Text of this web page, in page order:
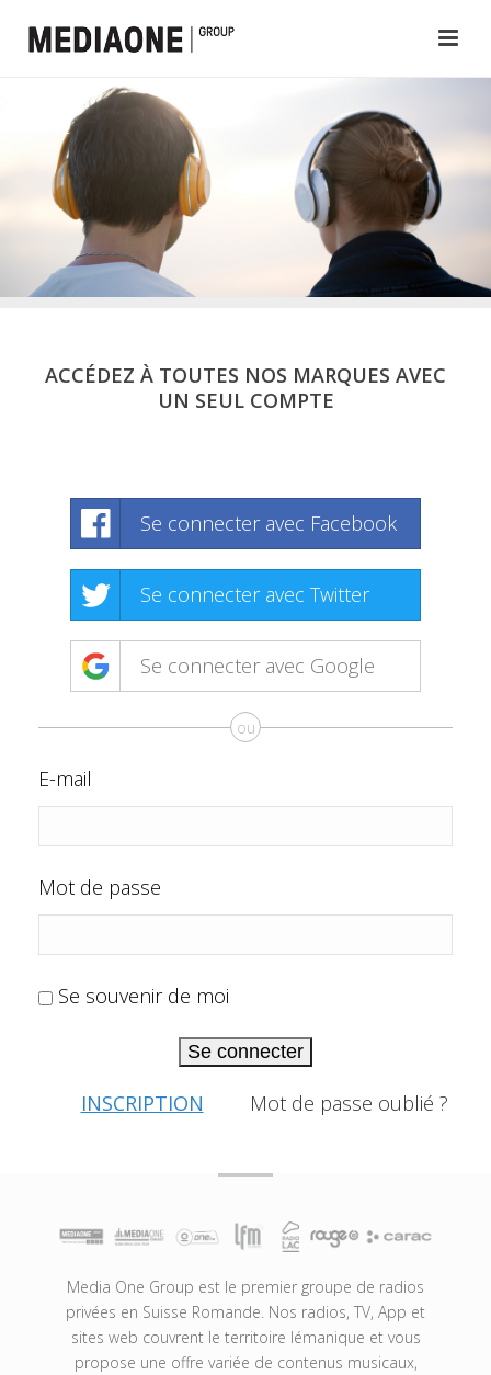
ACCÉDEZ À TOUTES NOS MARQUES AVEC
UN SEUL COMPTE
Se connecter avec Facebook
Se connecter avec Twitter
Se connecter avec Google
ou
E-mail
Mot de passe
Se souvenir de moi
Se connecter
INSCRIPTION Mot de passe oublié ?
Media One Group est le premier groupe de radios
privées en Suisse Romande. Nos radios, TV, App et
sites web couvrent le territoire lémanique et vous
propose une offre variée de contenus musicaux,